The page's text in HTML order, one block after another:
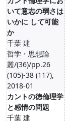
いて意志の弱さは
いかに して可能
か
千葉 建
哲学・思想論
叢/(36)/pp.26
(105)-38 (117),
2018-01
カントの徳倫理学
と感情の問題
千葉 建